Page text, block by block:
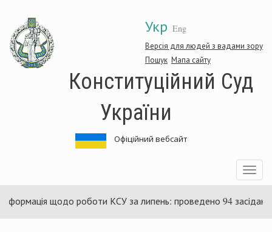
основного
матеріалу
Укр Eng
Версія для людей з вадами зору
Пошук Мапа сайту
Конституційний Суд
України
Офіційний вебсайт
Toggle
щодо роботи КСУ за липень: проведено 94 засідання та